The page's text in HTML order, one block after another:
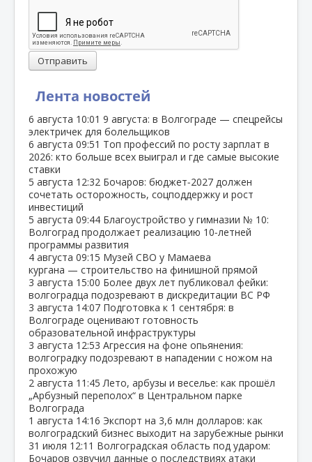
Лента новостей
6 августа 10:01 9 августа: в Волгограде — спецрейсы
электричек для болельщиков
6 августа 09:51 Топ профессий по росту зарплат в
2026: кто больше всех выиграл и где самые высокие
ставки
5 августа 12:32 Бочаров: бюджет‑2027 должен
сочетать осторожность, соцподдержку и рост
инвестиций
5 августа 09:44 Благоустройство у гимназии № 10:
Волгоград продолжает реализацию 10‑летней
программы развития
4 августа 09:15 Музей СВО у Мамаева
кургана — строительство на финишной прямой
3 августа 15:00 Более двух лет публиковал фейки:
волгоградца подозревают в дискредитации ВС РФ
3 августа 14:07 Подготовка к 1 сентября: в
Волгограде оценивают готовность
образовательной инфраструктуры
3 августа 12:53 Агрессия на фоне опьянения:
волгоградку подозревают в нападении с ножом на
прохожую
2 августа 11:45 Лето, арбузы и веселье: как прошёл
„Арбузный переполох“ в Центральном парке
Волгограда
1 августа 14:16 Экспорт на 3,6 млн долларов: как
волгоградский бизнес выходит на зарубежные рынки
31 июля 12:11 Волгоградская область под ударом:
Бочаров озвучил данные о последствиях атаки
Отправить